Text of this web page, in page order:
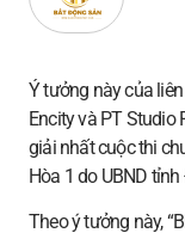
Ý tưởng này của
Encity và PT Studio
giải nhất cuộc thi
Hòa 1 do UBND
Theo ý tưởng này,